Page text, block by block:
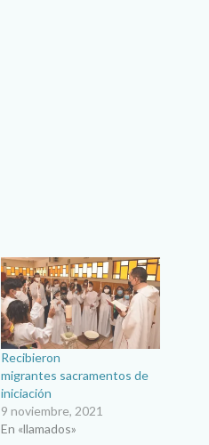
Recibieron
migrantes sacramentos de
iniciación
9 noviembre, 2021
En «llamados»